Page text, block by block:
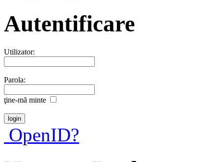
Autentificare
Utilizator:
Parola:
ţine-mã minte
OpenID?